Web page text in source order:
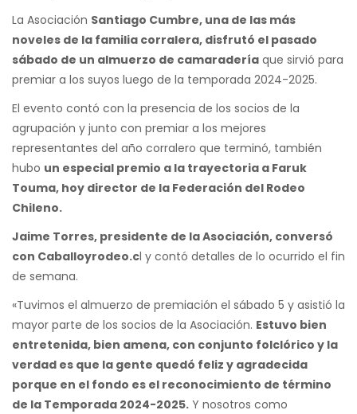
La Asociación Santiago Cumbre, una de las más
noveles de la familia corralera, disfrutó el pasado
sábado de un almuerzo de camaradería que sirvió para
premiar a los suyos luego de la temporada 2024-2025.
El evento contó con la presencia de los socios de la
agrupación y junto con premiar a los mejores
representantes del año corralero que terminó, también
hubo un especial premio a la trayectoria a Faruk
Touma, hoy director de la Federación del Rodeo
Chileno.
Jaime Torres, presidente de la Asociación, conversó
con Caballoyrodeo.cl y contó detalles de lo ocurrido el fin
de semana.
«Tuvimos el almuerzo de premiación el sábado 5 y asistió la
mayor parte de los socios de la Asociación. Estuvo bien
entretenida, bien amena, con conjunto folclórico y la
verdad es que la gente quedó feliz y agradecida
porque en el fondo es el reconocimiento de término
de la Temporada 2024-2025. Y nosotros como